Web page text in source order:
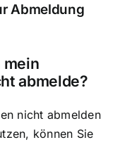
Abmeldung
mein
abmelde?
nicht abmelden
können Sie